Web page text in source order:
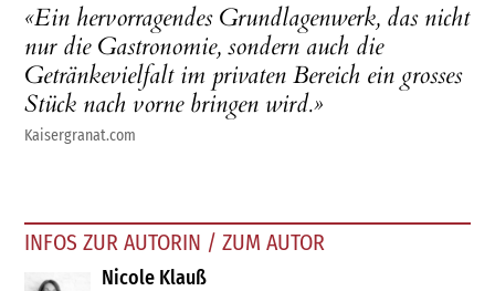
«Ein hervorragendes Grundlagenwerk, das nicht
nur die Gastronomie, sondern auch die
Getränkevielfalt im privaten Bereich ein grosses
Stück nach vorne bringen wird.»
Kaisergranat.com
INFOS ZUR AUTORIN / ZUM AUTOR
Nicole Klauß